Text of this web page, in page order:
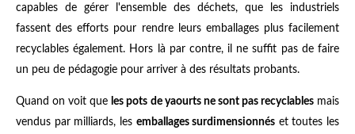
capables de gérer l'ensemble des déchets, que les industriels
fassent des efforts pour rendre leurs emballages plus facilement
recyclables également. Hors là par contre, il ne suffit pas de faire
un peu de pédagogie pour arriver à des résultats probants.
Quand on voit que les pots de yaourts ne sont pas recyclablesmais
vendus par milliards, les emballages surdimensionnés et toutes les